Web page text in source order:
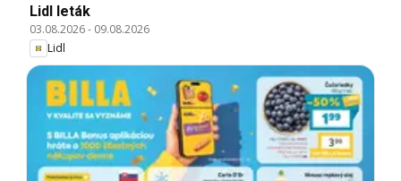
Lidl leták
03.08.2026- 09.08.2026
Lidl